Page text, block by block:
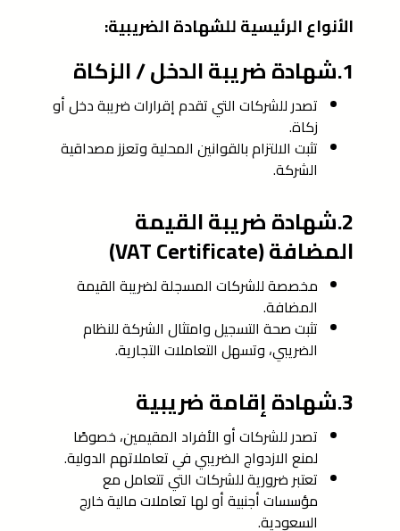
الأنواع الرئيسية للشهادة الضريبية:
1.شهادة ضريبة الدخل / الزكاة
تصدر للشركات التي تقدم إقرارات ضريبة دخل أو
زكاة.
تثبت الالتزام بالقوانين المحلية وتعزز مصداقية
الشركة.
2.شهادة ضريبة القيمة
المضافة (VAT Certificate)
مخصصة للشركات المسجلة لضريبة القيمة
المضافة.
تثبت صحة التسجيل وامتثال الشركة للنظام
الضريبي، وتسهل التعاملات التجارية.
3.شهادة إقامة ضريبية
تصدر للشركات أو الأفراد المقيمين، خصوصًا
لمنع الازدواج الضريبي في تعاملاتهم الدولية.
تعتبر ضرورية للشركات التي تتعامل مع
مؤسسات أجنبية أو لها تعاملات مالية خارج
السعودية.